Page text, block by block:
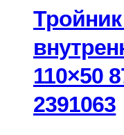
110×50
2391063